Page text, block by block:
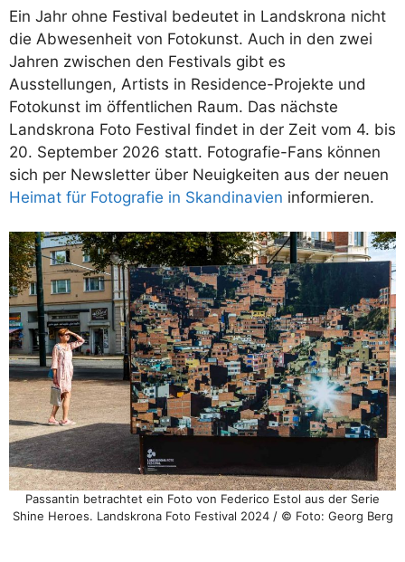
Ein Jahr ohne Festival bedeutet in Landskrona nicht
die Abwesenheit von Fotokunst. Auch in den zwei
Jahren zwischen den Festivals gibt es
Ausstellungen, Artists in Residence-Projekte und
Fotokunst im öffentlichen Raum. Das nächste
Landskrona Foto Festival findet in der Zeit vom 4. bis
20. September 2026 statt. Fotografie-Fans können
sich per Newsletter über Neuigkeiten aus der neuen
Heimat für Fotografie in Skandinavien informieren.
Passantin betrachtet ein Foto von Federico Estol aus der Serie
Shine Heroes. Landskrona Foto Festival 2024 / © Foto: Georg Berg